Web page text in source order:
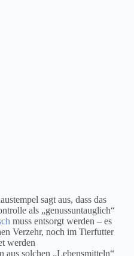
sagt aus, dass das
als „genussuntauglich“
muss entsorgt werden – es
Verzehr, noch im Tierfutter
werden
aus solchen „Lebensmitteln“